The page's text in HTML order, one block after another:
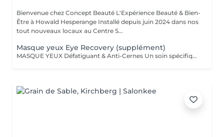
Bienvenue chez Concept Beauté L'Expérience Beauté & Bien-
Être à Howald Hesperange Installé depuis juin 2024 dans nos
tout nouveaux locaux au Centre S...
Masque yeux Eye Recovery (supplément)
MASQUE YEUX Défatiguant & Anti-Cernes Un soin spécifique pour la zone fragile du contour des yeux, qui décongestionne, lisse et illumine le regard. Grâce à l'action d'actifs drainants et revitalisants, ce soin atténue les cernes, les poches et les rides pour un regard reposé et éclatant. A inclure dans n'importe quel Soin SOINS DU VISAGE COMFORT ZONE Nos soins du visage utilisent les produits de la marque Comfort Zone, une référence en cosmétique professionnelle alliant science, nature et innovation. Formulés avec des ingrédients d'origine naturelle, sans silicones, parabènes ni huiles minérales, ces soins sont conçus pour respecter l'équilibre de la peau tout en offrant des résultats visibles et durables. Chaque soin est un véritable rituel de bien-être et d'efficacité, adapté aux besoins spécifiques de votre peau.